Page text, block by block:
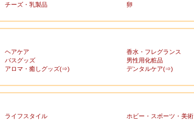
チーズ・乳製品 卵
ヘアケア 香水・フレグランス
バスグッズ 男性用化粧品
アロマ・癒しグッズ(⇒) デンタルケア(⇒)
ライフスタイル ホビー・スポーツ・美術